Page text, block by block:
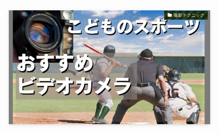
撮影テクニック